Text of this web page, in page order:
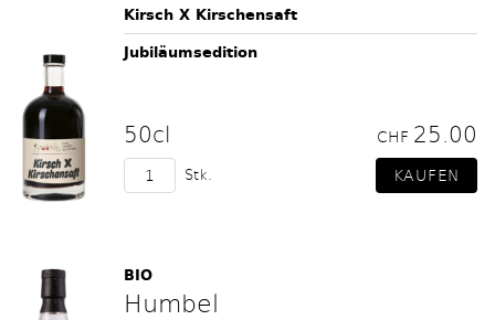
Kirsch X Kirschensaft
Jubiläumsedition
50cl CHF 25.00
Stk.
BIO
Humbel